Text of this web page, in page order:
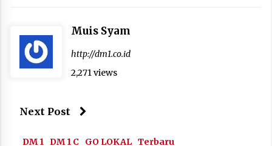
Muis Syam
http://dm1.co.id
2,271 views
Next Post
DM 1 DM 1 C GO LOKAL Terbaru